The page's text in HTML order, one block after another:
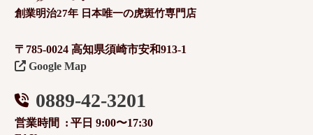
創業明治27年 日本唯一の虎斑竹専門店
〒785-0024 高知県須崎市安和913-1
Google Map
0889-42-3201
営業時間
平日 9:00〜17:30